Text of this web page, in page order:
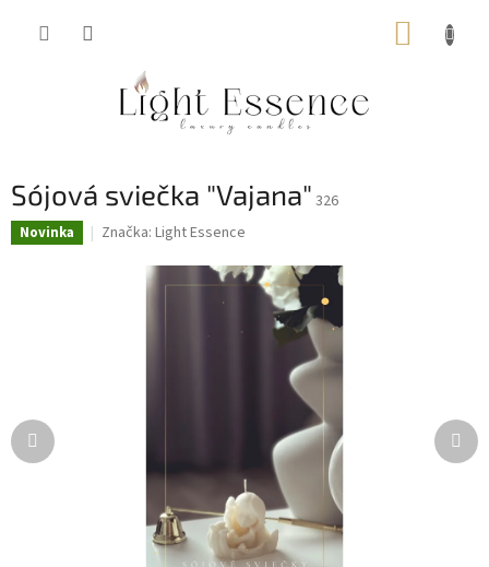
Sójová sviečka "Vajana" 326
Novinka Značka: Light Essence